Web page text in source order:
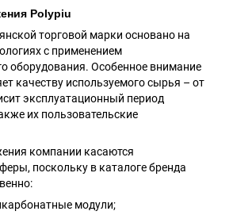
Рolypiu
торговой марки основано на
с применением
оборудования. Особенное внимание
качеству используемого сырья – от
эксплуатационный период
их пользовательские
компании касаются
поскольку в каталоге бренда
модули;